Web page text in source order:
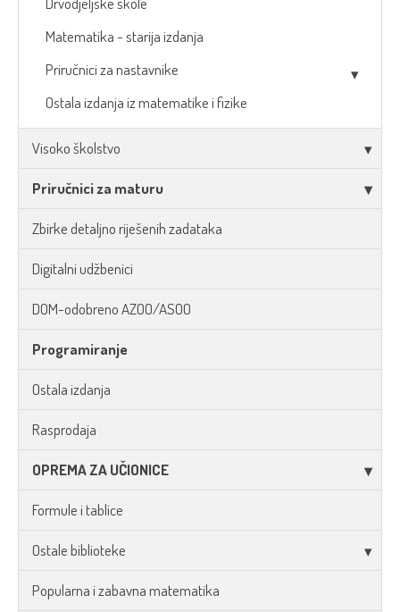
Matematika - starija izdanja
Priručnici za nastavnike
Ostala izdanja iz matematike i fizike
Visoko školstvo
Priručnici za maturu
Zbirke detaljno riješenih zadataka
Digitalni udžbenici
DOM-odobreno AZOO/ASOO
Programiranje
Ostala izdanja
Rasprodaja
OPREMA ZA UČIONICE
Formule i tablice
Ostale biblioteke
Popularna i zabavna matematika